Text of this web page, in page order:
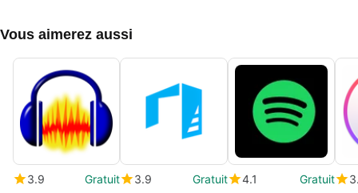
Vous aimerez aussi
3.9
Gratuit
3.9
Gratuit
4.1
Gratuit